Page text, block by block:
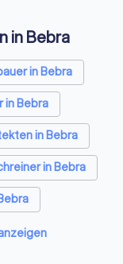
in Bebra
in Bebra
in Bebra
in Bebra
in Bebra